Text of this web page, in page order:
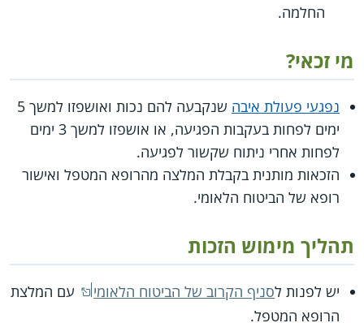
החלמה.
מי זכאי?
נפגעי פעולת איבה
שנקבעה להם נכות ואושפזו למשך 5
ימים לפחות בעקבות הפגיעה, או אושפזו למשך 3 ימים
לפחות אחרי ניתוח שקשור לפגיעה.
הזכאות מותנית בקבלת המלצה מהרופא המטפל ואישור
רופא של הביטוח הלאומי.
תהליך מימוש הזכות
יש לפנות לסניף הקרוב של הביטוח הלאומי
עם המלצת
הרופא המטפל.